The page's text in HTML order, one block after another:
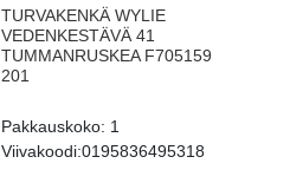
TURVAKENKÄ WYLIE
VEDENKESTÄVÄ 41
TUMMANRUSKEA F705159
201
Pakkauskoko: 1
Viivakoodi:0195836495318